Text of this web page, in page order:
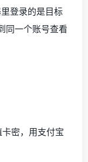
登录的是目标
同一个账号查看
密，用支付宝